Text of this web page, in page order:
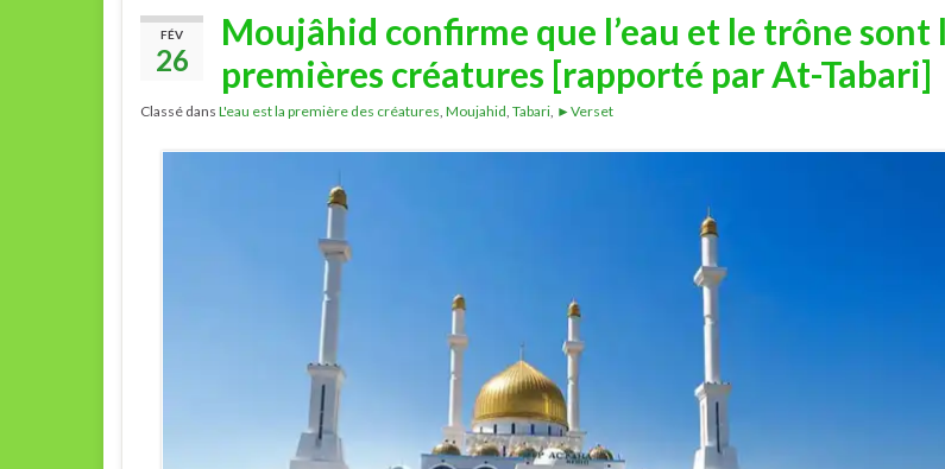
FÉV
26
Moujâhid confirme que l’eau et le trône sont
premières créatures [rapporté par At-Tabari]
Classé dans L'eau est la première des créatures, Moujahid, Tabari, ►Verset